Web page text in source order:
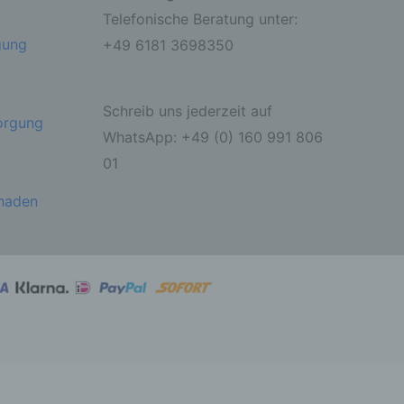
Telefonische Beratung unter:
+49 6181 3698350
Schreib uns jederzeit auf
WhatsApp: +49 (0) 160 991 806
01
zu